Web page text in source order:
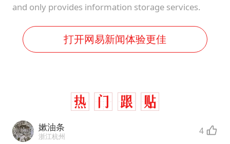
and only provides information storage services.
打开网易新闻体验更佳
嫰油条
浙江杭州 4